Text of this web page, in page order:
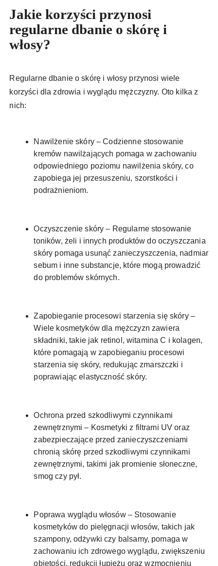
Jakie korzyści przynosi
regularne dbanie o skórę i
włosy?
Regularne dbanie o skórę i włosy przynosi wiele
korzyści dla zdrowia i wyglądu mężczyzny. Oto kilka z
nich:
Nawilżenie skóry – Codzienne stosowanie
kremów nawilżających pomaga w zachowaniu
odpowiedniego poziomu nawilżenia skóry, co
zapobiega jej przesuszeniu, szorstkości i
podrażnieniom.
Oczyszczenie skóry – Regularne stosowanie
toników, żeli i innych produktów do oczyszczania
skóry pomaga usunąć zanieczyszczenia, nadmiar
sebum i inne substancje, które mogą prowadzić
do problemów skórnych.
Zapobieganie procesowi starzenia się skóry –
Wiele kosmetyków dla mężczyzn zawiera
składniki, takie jak retinol, witamina C i kolagen,
które pomagają w zapobieganiu procesowi
starzenia się skóry, redukując zmarszczki i
poprawiając elastyczność skóry.
Ochrona przed szkodliwymi czynnikami
zewnętrznymi – Kosmetyki z filtrami UV oraz
zabezpieczające przed zanieczyszczeniami
chronią skórę przed szkodliwymi czynnikami
zewnętrznymi, takimi jak promienie słoneczne,
smog czy pył.
Poprawa wyglądu włosów – Stosowanie
kosmetyków do pielęgnacji włosów, takich jak
szampony, odżywki czy balsamy, pomaga w
zachowaniu ich zdrowego wyglądu, zwiększeniu
objętości, redukcji łupieżu oraz wzmocnieniu